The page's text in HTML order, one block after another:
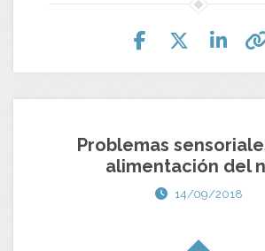
Problemas
alimentación del
14/09/2018